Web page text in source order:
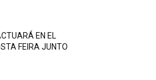
EN EL
FEIRA JUNTO